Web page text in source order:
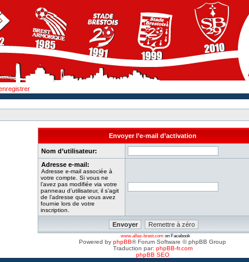
Envoyer l’e-mail d’activation
Nom d’utilisateur:
Adresse e-mail:
Adresse e-mail associée à
votre compte. Si vous ne
l’avez pas modifiée via votre
panneau d’utilisateur, il s’agit
de l’adresse que vous avez
fournie lors de votre
inscription.
www.allez-brest.com on Facebook
Powered by phpBB® Forum Software © phpBB Group
Traduction par: phpBB-fr.com
phpBB SEO